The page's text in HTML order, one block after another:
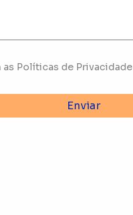
Políticas de Privacidade
Enviar